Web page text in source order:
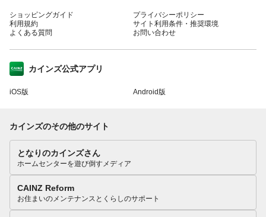
ショッピングガイド
利用規約
よくある質問
プライバシーポリシー
サイト利用条件・推奨環境
お問い合わせ
カインズ公式アプリ
iOS版 Android版
カインズのその他のサイト
となりのカインズさん
ホームセンターを遊び倒すメディア
CAINZ Reform
お住まいのメンテナンスとくらしのサポート